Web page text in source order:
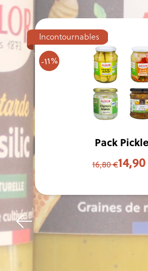
Incontournables
-11%
Pack Pickles
16,80 €14,90 €